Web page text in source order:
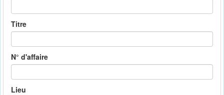
Titre
N° d'affaire
Lieu